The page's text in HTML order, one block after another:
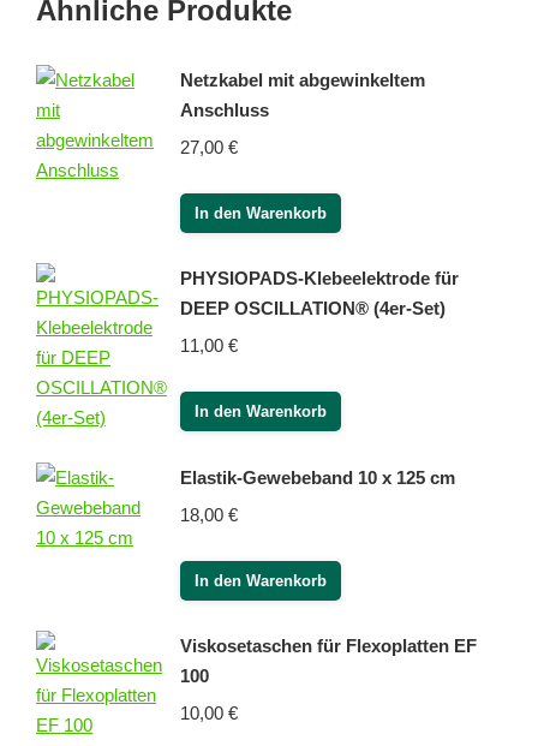
Ähnliche Produkte
Netzkabel mit abgewinkeltem
Anschluss
27,00 €
In den Warenkorb
PHYSIOPADS-Klebeelektrode für
DEEP OSCILLATION® (4er-Set)
11,00 €
In den Warenkorb
Elastik-Gewebeband 10 x 125 cm
18,00 €
In den Warenkorb
Viskosetaschen für Flexoplatten EF
100
10,00 €